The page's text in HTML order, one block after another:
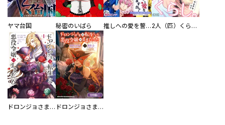
ヤマ台国 秘密のいばら 推しへの愛を誓いますか？～アラサー女子、推しは逃げぬが人生逃げる～ 2人（匹）くらし。
ドロンジョさまは転生しても悪役令嬢のままだった ドロンジョさまは転生しても悪役令嬢のままだった【分冊版】